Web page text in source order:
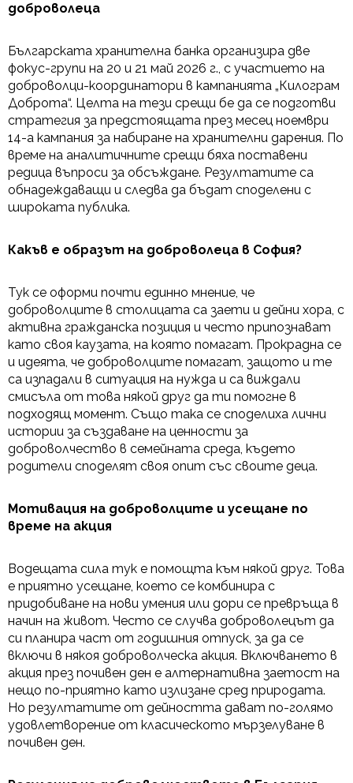
доброволеца
Българската хранителна банка организира две
фокус-групи на 20 и 21 май 2026 г., с участието на
доброволци-координатори в кампанията „Килограм
Доброта“. Целта на тези срещи бе да се подготви
стратегия за предстоящата през месец ноември
14-а кампания за набиране на хранителни дарения. По
време на аналитичните срещи бяха поставени
редица въпроси за обсъждане. Резултатите са
обнадеждаващи и следва да бъдат споделени с
широката публика.
Какъв е образът на доброволеца в София?
Тук се оформи почти единно мнение, че
доброволците в столицата са заети и дейни хора, с
активна гражданска позиция и често припознават
като своя каузата, на която помагат. Прокрадна се
и идеята, че доброволците помагат, защото и те
са изпадали в ситуация на нужда и са виждали
смисъла от това някой друг да ти помогне в
подходящ момент. Също така се споделиха лични
истории за създаване на ценности за
доброволчество в семейната среда, където
родители споделят своя опит със своите деца.
Мотивация на доброволците и усещане по
време на акция
Водещата сила тук е помощта към някой друг. Това
е приятно усещане, което се комбинира с
придобиване на нови умения или дори се превръща в
начин на живот. Често се случва доброволецът да
си планира част от годишния отпуск, за да се
включи в някоя доброволческа акция. Включването в
акция през почивен ден е алтернативна заетост на
нещо по-приятно като излизане сред природата.
Но резултатите от дейността дават по-голямо
удовлетворение от класическото мързелуване в
почивен ден.